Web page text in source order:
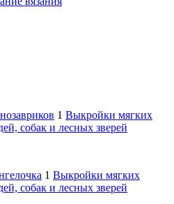
1 Выкройки мягких
собак и лесных зверей
1 Выкройки мягких
собак и лесных зверей